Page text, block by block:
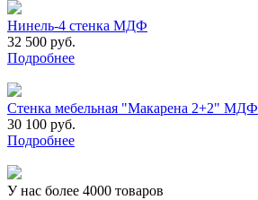
Нинель-4 стенка МДФ
32 500 руб.
Подробнее
Стенка мебельная "Макарена 2+2" МДФ
30 100 руб.
Подробнее
У нас более 4000 товаров